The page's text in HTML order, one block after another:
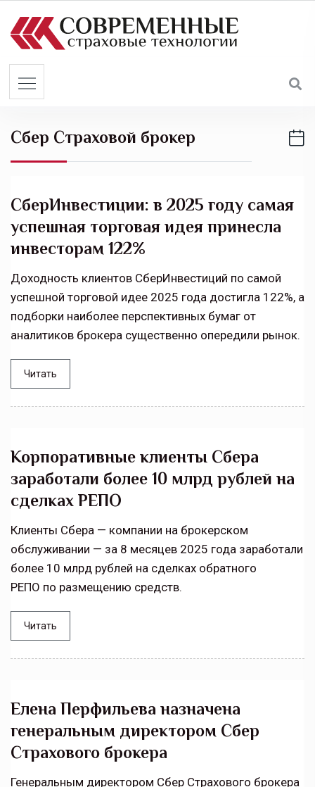
Сбер Страховой брокер
СберИнвестиции: в 2025 году самая
успешная торговая идея принесла
инвесторам 122%
Доходность клиентов СберИнвестиций по самой
успешной торговой идее 2025 года достигла 122%, а
подборки наиболее перспективных бумаг от
аналитиков брокера существенно опередили рынок.
Читать
Корпоративные клиенты Сбера
заработали более 10 млрд рублей на
сделках РЕПО
Клиенты Сбера — компании на брокерском
обслуживании — за 8 месяцев 2025 года заработали
более 10 млрд рублей на сделках обратного
РЕПО по размещению средств.
Читать
Елена Перфильева назначена
генеральным директором Сбер
Страхового брокера
Генеральным директором Сбер Страхового брокера